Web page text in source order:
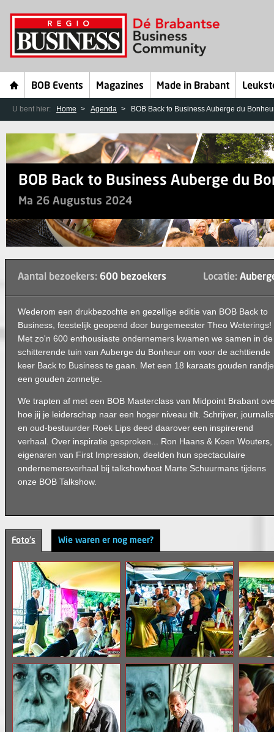
BOB Events Magazines Made in Brabant
U bent hier: Home Agenda BOB Back to Business Auberge du
BOB Back to Business Auberge du
Ma 26 Augustus 2024
Aantal bezoekers: 600 bezoekers Locatie:
Wederom een drukbezochte en gezellige editie van BOB Back to
Business, feestelijk geopend door burgemeester Theo Weterings!
Met zo'n 600 enthousiaste ondernemers kwamen we samen in de
schitterende tuin van Auberge du Bonheur om voor de achttiende
keer Back to Business te gaan. Met een 18 karaats gouden
een gouden zonnetje.
We trapten af met een BOB Masterclass van Midpoint Brabant
hoe jij je leiderschap naar een hoger niveau tilt. Schrijver,
en oud-bestuurder Roek Lips deed daarover een inspirerend
verhaal. Over inspiratie gesproken... Ron Haans & Koen Wouters,
eigenaren van First Impression , deelden hun spectaculaire
ondernemersverhaal bij talkshowhost Marte Schuurmans tijdens
onze BOB Talkshow.
Foto's Wie waren er nog meer?